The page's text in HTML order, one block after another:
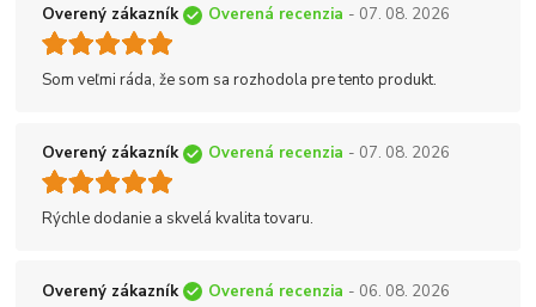
Overený zákazník Overená recenzia - 07. 08. 2026
Som veľmi ráda, že som sa rozhodola pre tento produkt.
Overený zákazník Overená recenzia - 07. 08. 2026
Rýchle dodanie a skvelá kvalita tovaru.
Overený zákazník Overená recenzia - 06. 08. 2026